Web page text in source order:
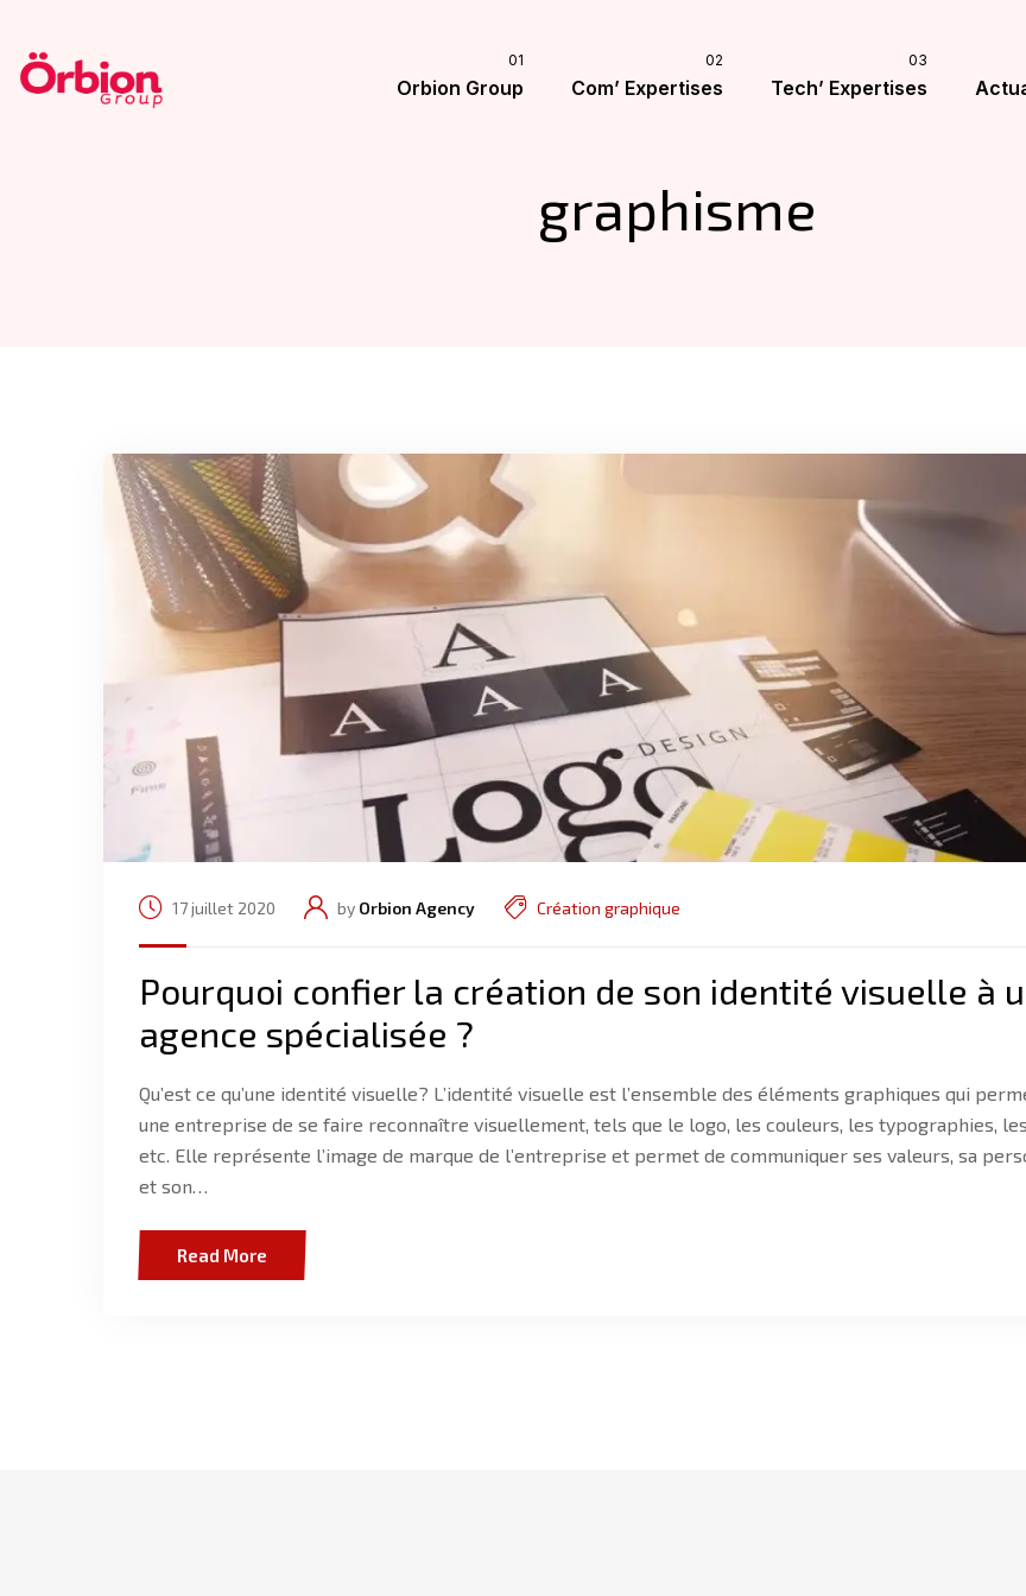
Orbion Group Com’ Expertises Tech’ Expertises
graphisme
17 juillet 2020 by Orbion Agency Création graphique
Pourquoi confier la création de son identité visuelle à
agence spécialisée ?
Qu’est ce qu’une identité visuelle? L’identité visuelle est l’ensemble des éléments graphiques qui
une entreprise de se faire reconnaître visuellement, tels que le logo, les couleurs, les typographies,
etc. Elle représente l’image de marque de l’entreprise et permet de communiquer ses valeurs, sa
et son…
Read More